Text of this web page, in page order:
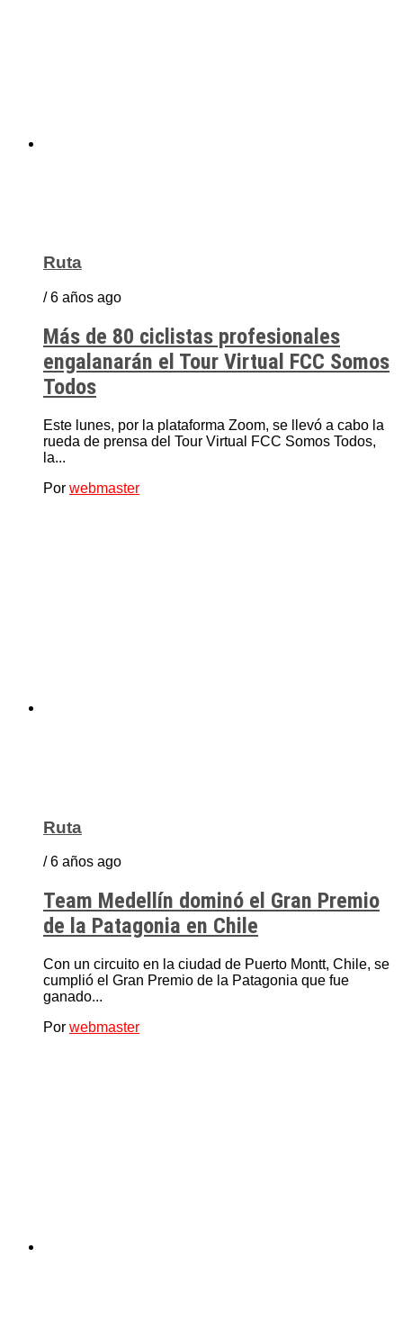
Ruta
/ 6 años ago
Más de 80 ciclistas profesionales
engalanarán el Tour Virtual FCC Somos
Todos
Este lunes, por la plataforma Zoom, se llevó a cabo la
rueda de prensa del Tour Virtual FCC Somos Todos,
la...
Por webmaster
Ruta
/ 6 años ago
Team Medellín dominó el Gran Premio
de la Patagonia en Chile
Con un circuito en la ciudad de Puerto Montt, Chile, se
cumplió el Gran Premio de la Patagonia que fue
ganado...
Por webmaster